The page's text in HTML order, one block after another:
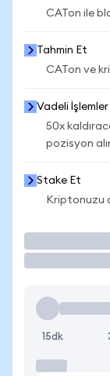
CATon ile
Tahmin Et
CATon ve
Vadeli İşlemler
50x
pozisyon
Stake Et
Kriptonuzu
15dk